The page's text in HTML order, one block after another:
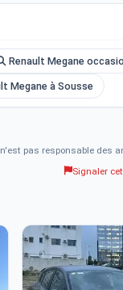
Renault Megane
Megane à Sousse
pas responsable des
Signaler